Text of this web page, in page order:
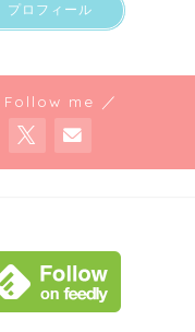
プロフィール
Follow me ／